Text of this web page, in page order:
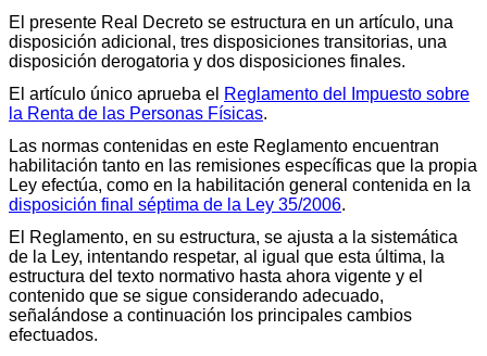
El presente Real Decreto se estructura en un artículo, una
disposición adicional, tres disposiciones transitorias, una
disposición derogatoria y dos disposiciones finales.
El artículo único aprueba el Reglamento del Impuesto sobre
la Renta de las Personas Físicas.
Las normas contenidas en este Reglamento encuentran
habilitación tanto en las remisiones específicas que la propia
Ley efectúa, como en la habilitación general contenida en la
disposición final séptima de la Ley 35/2006.
El Reglamento, en su estructura, se ajusta a la sistemática
de la Ley, intentando respetar, al igual que esta última, la
estructura del texto normativo hasta ahora vigente y el
contenido que se sigue considerando adecuado,
señalándose a continuación los principales cambios
efectuados.